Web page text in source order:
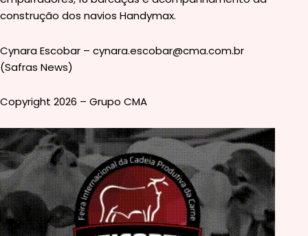
construção dos navios Handymax.
Cynara Escobar – cynara.escobar@cma.com.br
(Safras News)
Copyright 2026 – Grupo CMA